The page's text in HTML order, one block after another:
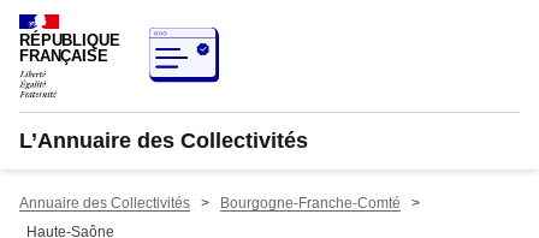
RÉPUBLIQUE
FRANÇAISE
L’Annuaire des Collectivités
Annuaire des Collectivités > Bourgogne-Franche-Comté
>
Haute-Saône